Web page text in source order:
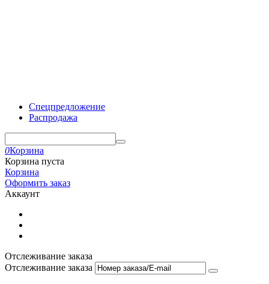
Спецпредложение
Распродажа
0Корзина
Корзина пуста
Корзина
Оформить заказ
Аккаунт
Отслеживание заказа
Отслеживание заказа